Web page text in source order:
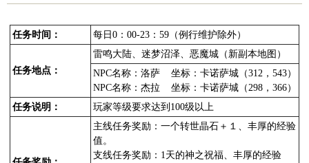
任务时间： 每日0：00-23：59（例行维护除外）
任务地点：
雷鸣大陆、迷梦沼泽、恶魔城（新副本地图）
NPC名称：洛萨 坐标：卡诺萨城（312，543）
NPC名称：杰拉 坐标：卡诺萨城（298，366）
任务说明：
玩家等级要求达到100级以上
主线任务奖励：一个转世晶石＋１、丰厚的经验
值。
支线任务奖励：1天的神之祝福、丰厚的经验